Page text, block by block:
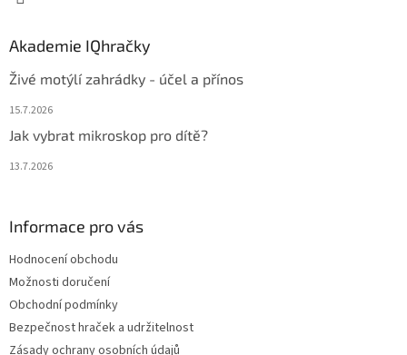
Akademie IQhračky
Živé motýlí zahrádky - účel a přínos
15.7.2026
Jak vybrat mikroskop pro dítě?
13.7.2026
Informace pro vás
Hodnocení obchodu
Možnosti doručení
Obchodní podmínky
Bezpečnost hraček a udržitelnost
Zásady ochrany osobních údajů